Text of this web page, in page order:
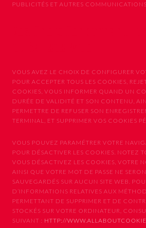
PUBLICITÉS ET AUTRES
VOUS AVEZ LE CHOIX DE CONFIGURER
POUR ACCEPTER TOUS LES COOKIES,
COOKIES, VOUS INFORMER QUAND UN
DURÉE DE VALIDITÉ ET SON CONTENU,
PERMETTRE DE REFUSER SON
TERMINAL, ET SUPPRIMER VOS COOKIES
VOUS POUVEZ PARAMÉTRER VOTRE
POUR DÉSACTIVER LES COOKIES. NOTEZ
VOUS DÉSACTIVEZ LES COOKIES, VOTRE
AINSI QUE VOTRE MOT DE PASSE NE
SAUVEGARDÉS SUR AUCUN SITE WEB.
D’INFORMATIONS RELATIVES AUX
PERMETTANT DE SUPPRIMER ET DE
STOCKÉS SUR VOTRE ORDINATEUR,
SUIVANT : HTTP://